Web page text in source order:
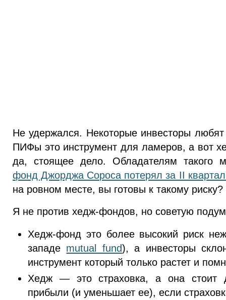
Не удержался. Некоторые инвесторы любят
ПИФы это инструмент для ламеров, а вот
да, стоящее дело. Обладателям такого
фонд Джорджа Сороса потерял за II
на ровном месте, вы готовы к такому риску?
Я не против хедж-фондов, но советую
Хедж-фонд это более высокий риск
западе mutual fund), а инвесторы
инструмент который только растет и
Хедж — это страховка, а она стоит
прибыли (и уменьшает ее), если